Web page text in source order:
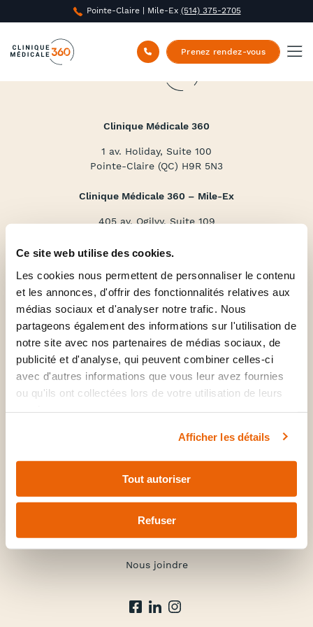
Ce site web utilise des cookies.
Les cookies nous permettent de personnaliser le contenu
et les annonces, d'offrir des fonctionnalités relatives aux
médias sociaux et d'analyser notre trafic. Nous
partageons également des informations sur l'utilisation de
notre site avec nos partenaires de médias sociaux, de
publicité et d'analyse, qui peuvent combiner celles-ci
avec d'autres informations que vous leur avez fournies
ou qu'ils ont collectées lors de votre utilisation de leurs
Afficher les détails
Tout autoriser
Refuser
Pointe-Claire | Mile-Ex (514) 375-2705
Prenez rendez-vous
Clinique Médicale 360
1 av. Holiday, Suite 100
Pointe-Claire (QC) H9R 5N3
Clinique Médicale 360 – Mile-Ex
405 av. Ogilvy, Suite 109
Services
Médecine familiale & spécialités
Santé mentale
Soins infirmiers
Médecine corporative
Forfaits et tarifs
FAQ
Nouvelles
Nous joindre